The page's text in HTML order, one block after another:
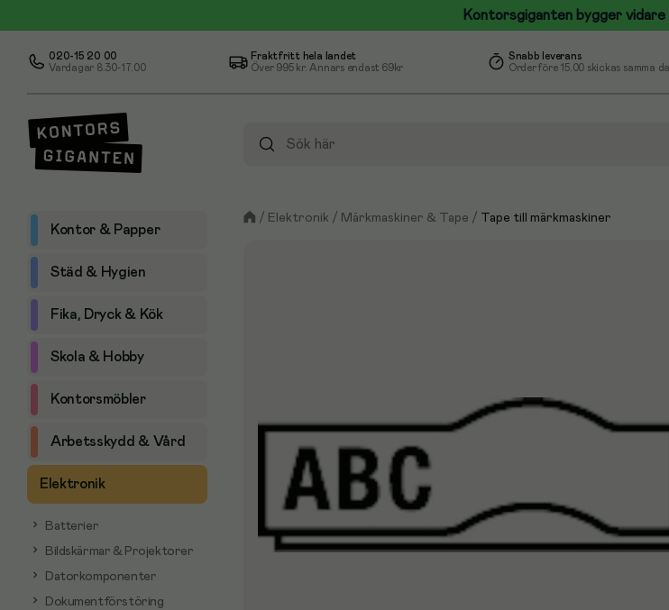
Kontorsgiganten bygger vidare
020-15 20 00
Vardagar 8.30-17.00
Fraktfritt hela landet
Över 995 kr. Annars endast 69kr
Snabb leverans
Order före 15.00 skickas samma
Kontor & Papper
Städ & Hygien
Fika, Dryck & Kök
Skola & Hobby
Kontorsmöbler
Arbetsskydd & Vård
Elektronik
Batterier
Bildskärmar & Projektorer
Datorkomponenter
Dokumentförstöring
/ Elektronik / Märkmaskiner & Tape / Tape till märkmaskiner